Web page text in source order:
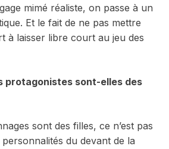
mimé réaliste, on passe à un
Et le fait de ne pas mettre
à laisser libre court au jeu des
protagonistes sont-elles des
sont des filles, ce n’est pas
du devant de la